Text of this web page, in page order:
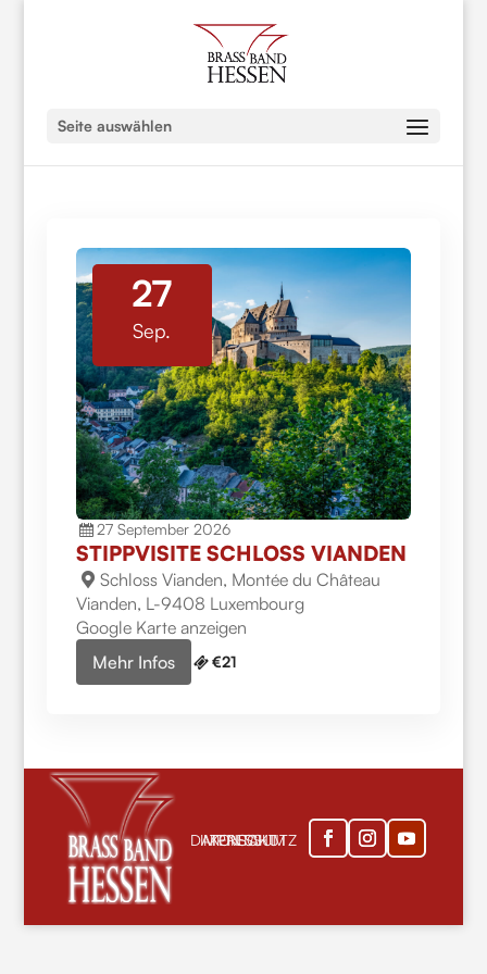
Seite auswählen
27
Sep.
27 September 2026
STIPPVISITE SCHLOSS VIANDEN
Schloss Vianden, Montée du Château
Vianden, L-9408 Luxembourg
Google Karte anzeigen
Mehr Infos
€21
IMPRESSUM
KONTAKT
DATENSCHUTZ